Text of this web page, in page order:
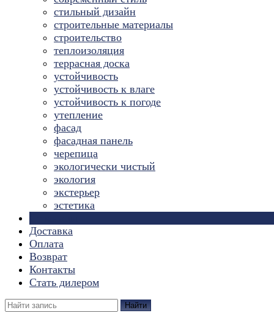
стильный дизайн
строительные материалы
строительство
теплоизоляция
террасная доска
устойчивость
устойчивость к влаге
устойчивость к погоде
утепление
фасад
фасадная панель
черепица
экологически чистый
экология
экстерьер
эстетика
Доставка
Оплата
Возврат
Контакты
Стать дилером
Найти